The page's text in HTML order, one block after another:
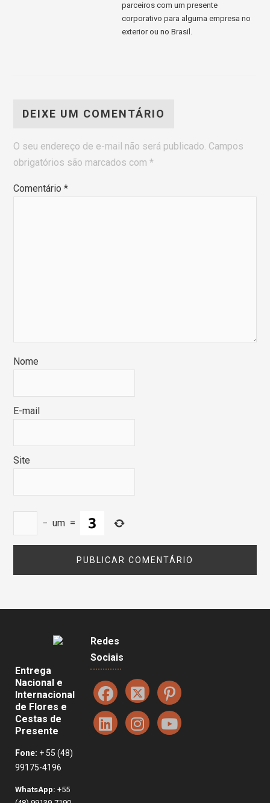
parceiros com um presente
corporativo para alguma empresa no
exterior ou no Brasil.
DEIXE UM COMENTÁRIO
O seu endereço de e-mail não será publicado. Campos
obrigatórios são marcados com*
Comentário*
Nome
E-mail
Site
− um =
Entrega
Nacional e
Internacional
de Flores e
Cestas de
Presente
Fone: + 55 (48)
99175-4196
WhatsApp: +55
Redes
Sociais